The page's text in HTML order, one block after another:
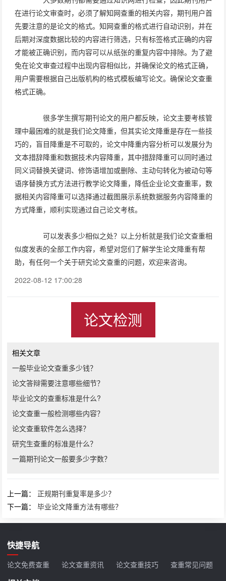
在进行论文审查时，必须了解知网查重的相关内容，期刊用户首
先要注意的是论文的格式。知网查重的格式进行自动识别，并在
后期对深度数据比较的内容进行筛选，只有标签格式正确的内容
才能被正确识别，而内容可以从纸张的重复内容中排除。为了避
免在论文审查过程中出现内容相似比，并确保论文的格式正确，
用户需要根据自己出版机构的格式模板编写论文。确保论文查重
格式正确。
很多学生撰写期刊论文的用户都反映，论文主要考核管
理中最困难的就是我们论文降重，但其实论文降重是存在一些技
巧的，盲目降重是不可取的，论文中降重内容分析可以发展分为
文本措辞降重和数据技术内容降重，其中措辞降重可以同时通过
同义词替换关键词、修饰语增加或删除、主动句转化为被动句等
语序替换方式方法进行教学论文降重，降低企业论文查重率，数
据相关内容降重可以选择通过截图展示系统数据服务内容降重的
方式降重，顺利实现通过自己论文考核。
可以发表多少相似之处？以上分析就是我们论文查重相
似度发表的全部工作内容，希望对您们了解学生论文降重有帮
助，有任何一个关于研究论文查重的问题，欢迎来咨询。
2022-08-12 17:00:28
论文检测
相关文章
一般毕业论文查重多少钱？
论文答辩需要注意哪些细节？
毕业论文的查重标准是什么?
论文查重一般检测哪些内容？
论文查重软件怎么选择？
研究生查重的标准是什么？
一篇期刊论文一般要多少字数？
上一篇： 正规期刊重复率是多少？
下一篇：毕业论文降重方法有哪些？
快捷导航
论文免费查重 论文查重资讯 论文查重技巧 查重常见问题